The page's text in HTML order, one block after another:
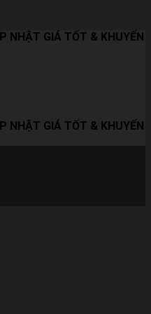
NHẬT GIÁ TỐT & KHUYẾN
NHẬT GIÁ TỐT & KHUYẾN